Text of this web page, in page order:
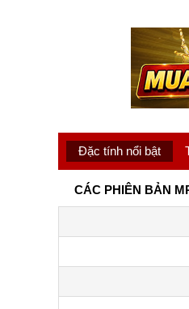
Đặc tính nổi bật
CÁC PHIÊN BẢN